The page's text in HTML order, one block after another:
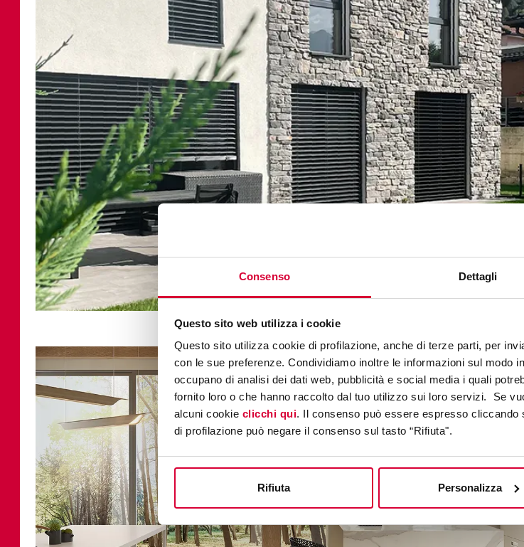
Consenso Dettagli
Questo sito web utilizza i cookie
Questo sito utilizza cookie di profilazione, anche di terze parti, per
con le sue preferenze. Condividiamo inoltre le informazioni sul modo
occupano di analisi dei dati web, pubblicità e social media i quali
fornito loro o che hanno raccolto dal tuo utilizzo sui loro servizi. Se
alcuni cookie clicchi qui. Il consenso può essere espresso
di profilazione può negare il consenso sul tasto “Rifiuta".
Rifiuta Personalizza